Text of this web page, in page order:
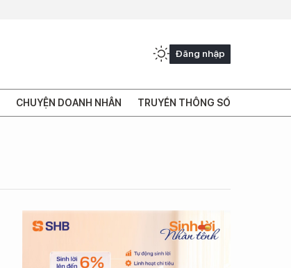
Đăng nhập
CHUYỆN DOANH NHÂN TRUYỀN THÔNG SỐ